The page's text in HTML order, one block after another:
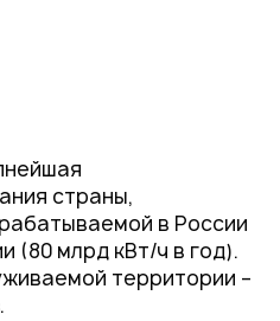
страны,
в России
(80 млрд кВт/ч в год).
территории –